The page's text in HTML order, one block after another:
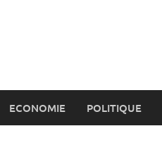
ECONOMIE POLITIQUE